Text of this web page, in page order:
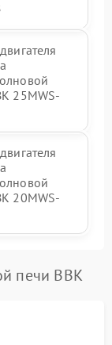
25MWS-
20MWS-
печи BBK